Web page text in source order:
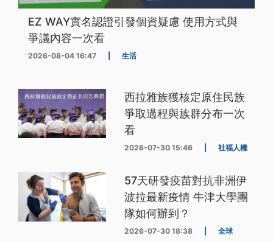
EZ WAY實名認證引發個資疑慮 使用方式與
爭議內容一次看
2026-08-04 16:47 生活
西拉雅族獲核定原住民族
爭取過程與族群分布一次
看
2026-07-30 15:46 社福人權
57天研發疫苗對抗非洲伊
波拉最新疫情 牛津大學團
隊如何辦到？
2026-07-30 18:38 全球